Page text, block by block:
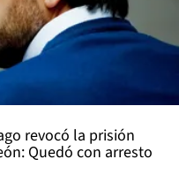
revocó la prisión
Quedó con arresto